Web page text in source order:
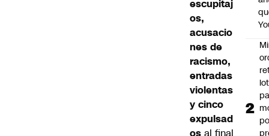
escupitaj
os,
acusacio
nes de
racismo,
entradas
violentas
y cinco
expulsad
os al final